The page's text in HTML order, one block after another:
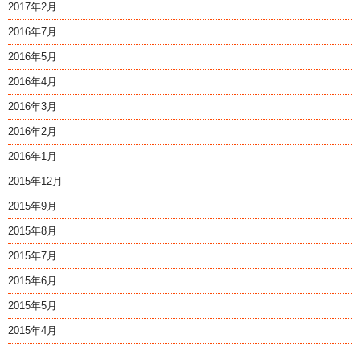
2017年2月
2016年7月
2016年5月
2016年4月
2016年3月
2016年2月
2016年1月
2015年12月
2015年9月
2015年8月
2015年7月
2015年6月
2015年5月
2015年4月